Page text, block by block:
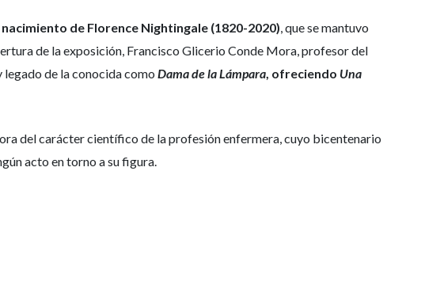
de Florence Nightingale (1820-2020) , que se mantuvo
de la exposición, Francisco Glicerio Conde Mora, profesor del
de la conocida como Dama de la Lámpara , ofreciendo Una
del carácter científico de la profesión enfermera, cuyo bicentenario
acto en torno a su figura.